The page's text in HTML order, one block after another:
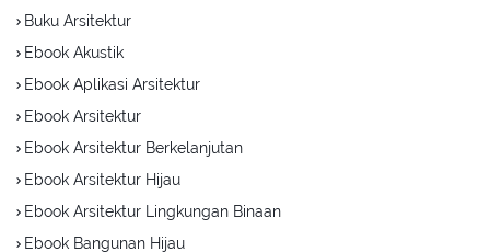
Buku Arsitektur
Ebook Akustik
Ebook Aplikasi Arsitektur
Ebook Arsitektur
Ebook Arsitektur Berkelanjutan
Ebook Arsitektur Hijau
Ebook Arsitektur Lingkungan Binaan
Ebook Bangunan Hijau